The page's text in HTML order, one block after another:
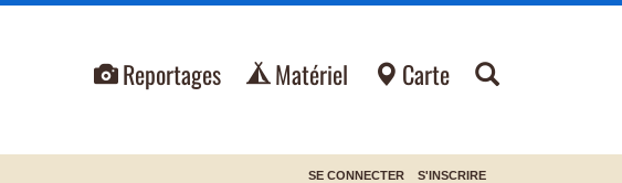
Reportages Matériel Carte
SE CONNECTER S'INSCRIRE